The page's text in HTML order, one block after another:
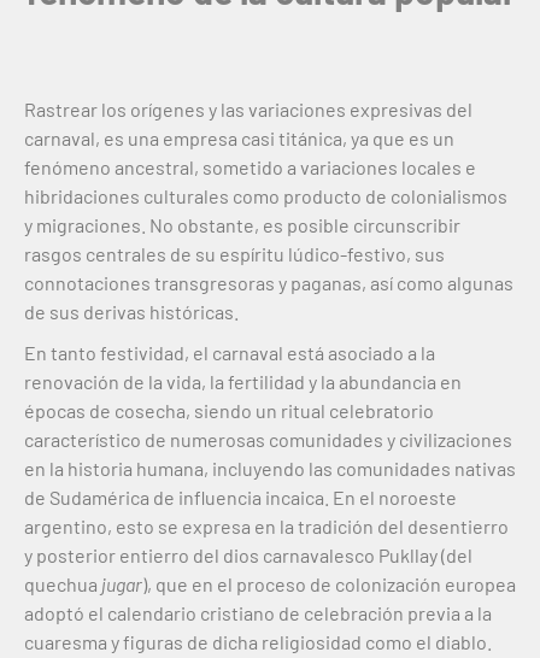
Rastrear los orígenes y las variaciones expresivas del
carnaval, es una empresa casi titánica, ya que es un
fenómeno ancestral, sometido a variaciones locales e
hibridaciones culturales como producto de colonialismos
y migraciones. No obstante, es posible circunscribir
rasgos centrales de su espíritu lúdico-festivo, sus
connotaciones transgresoras y paganas, así como algunas
de sus derivas históricas.
En tanto festividad, el carnaval está asociado a la
renovación de la vida, la fertilidad y la abundancia en
épocas de cosecha, siendo un ritual celebratorio
característico de numerosas comunidades y civilizaciones
en la historia humana, incluyendo las comunidades nativas
de Sudamérica de influencia incaica. En el noroeste
argentino, esto se expresa en la tradición del desentierro
y posterior entierro del dios carnavalesco Pukllay (del
quechua jugar), que en el proceso de colonización europea
adoptó el calendario cristiano de celebración previa a la
cuaresma y figuras de dicha religiosidad como el diablo.